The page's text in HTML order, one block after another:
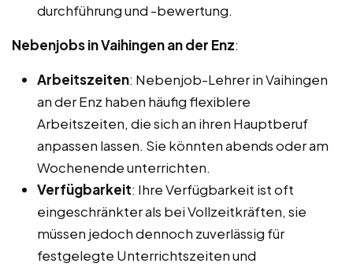
durchführung und -bewertung.
Nebenjobs in Vaihingen an der Enz:
Arbeitszeiten: Nebenjob-Lehrer in Vaihingen
an der Enz haben häufig flexiblere
Arbeitszeiten, die sich an ihren Hauptberuf
anpassen lassen. Sie könnten abends oder am
Wochenende unterrichten.
Verfügbarkeit: Ihre Verfügbarkeit ist oft
eingeschränkter als bei Vollzeitkräften, sie
müssen jedoch dennoch zuverlässig für
festgelegte Unterrichtszeiten und